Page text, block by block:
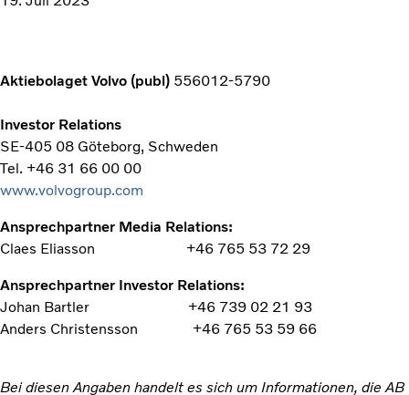
Aktiebolaget Volvo (publ) 556012-5790
Investor Relations
SE-405 08 Göteborg, Schweden
Tel. +46 31 66 00 00
www.volvogroup.com
Ansprechpartner Media Relations:
Claes Eliasson +46 765 53 72 29
Ansprechpartner Investor Relations:
Johan Bartler +46 739 02 21 93
Anders Christensson +46 765 53 59 66
Bei diesen Angaben handelt es sich um Informationen, die AB